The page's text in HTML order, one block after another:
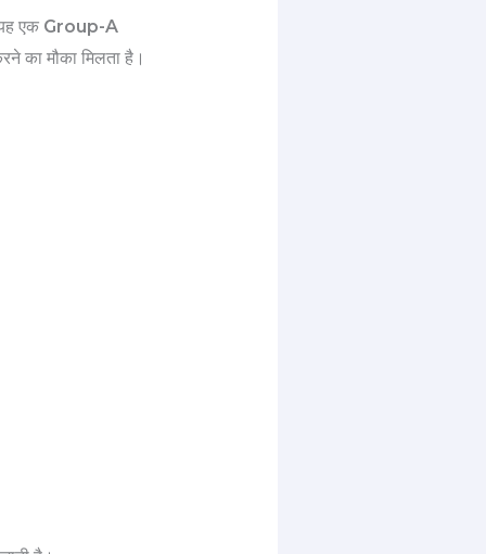
एक Group-A
का मौका मिलता है।